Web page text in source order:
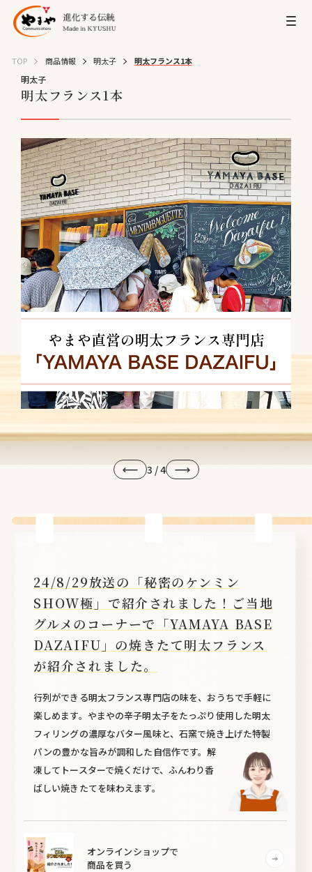
TOP 商品情報 明太子 明太フランス1本
明太子
明太フランス1本
3 /4
24/8/29放送の「秘密のケンミン
SHOW極」で紹介されました！ご当地
グルメのコーナーで「YAMAYA BASE
DAZAIFU」の焼きたて明太フランス
が紹介されました。
行列ができる明太フランス専門店の味を、おうちで手軽に
楽しめます。やまやの辛子明太子をたっぷり使用した明太
フィリングの濃厚なバター風味と、石窯で焼き上げた特製
パンの豊かな旨みが調和した自信作です。解
凍してトースターで焼くだけで、ふんわり香
ばしい焼きたてを味わえます。
オンラインショップで
商品を買う